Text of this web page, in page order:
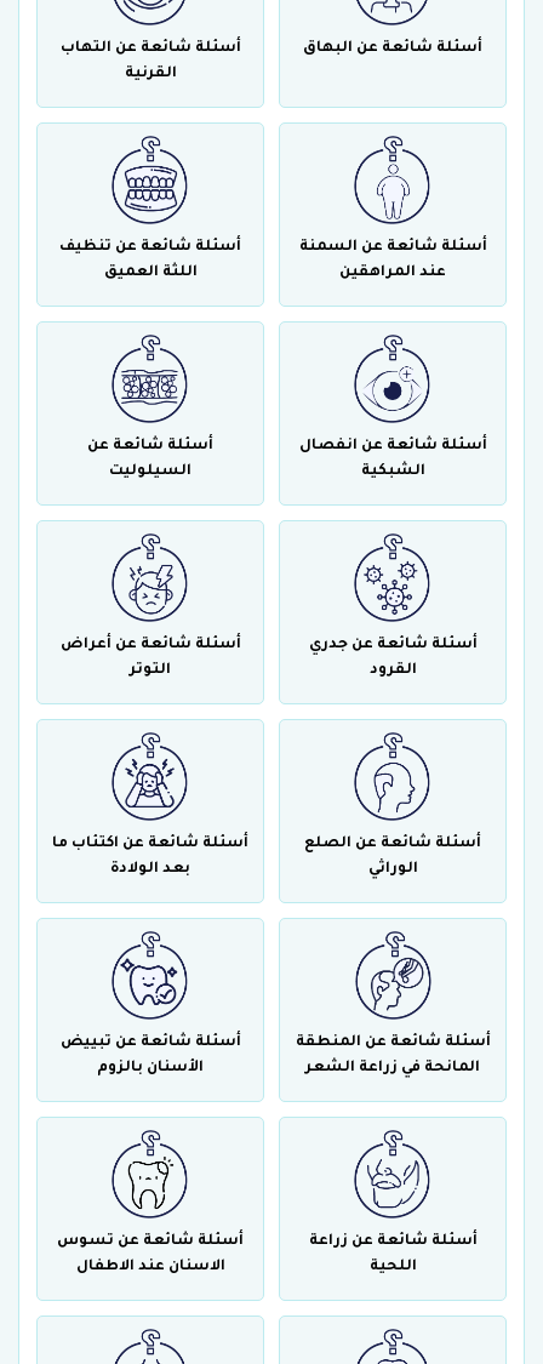
أسئلة شائعة عن البهاق
أسئلة شائعة عن التهاب
القرنية
أسئلة شائعة عن السمنة
عند المراهقين
أسئلة شائعة عن تنظيف
اللثة العميق
أسئلة شائعة عن انفصال
الشبكية
أسئلة شائعة عن
السيلوليت
أسئلة شائعة عن جدري
القرود
أسئلة شائعة عن أعراض
التوتر
أسئلة شائعة عن الصلع
الوراثي
أسئلة شائعة عن اكتئاب ما
بعد الولادة
أسئلة شائعة عن المنطقة
المانحة في زراعة الشعر
أسئلة شائعة عن تبييض
الأسنان بالزوم
أسئلة شائعة عن زراعة
اللحية
أسئلة شائعة عن تسوس
الاسنان عند الاطفال